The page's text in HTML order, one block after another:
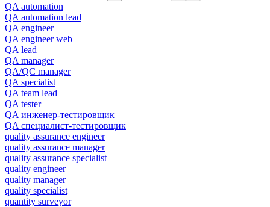
QA automation
QA automation lead
QA engineer
QA engineer web
QA lead
QA manager
QA/QC manager
QA specialist
QA team lead
QA tester
QA инженер-тестировщик
QA специалист-тестировщик
quality assurance engineer
quality assurance manager
quality assurance specialist
quality engineer
quality manager
quality specialist
quantity surveyor